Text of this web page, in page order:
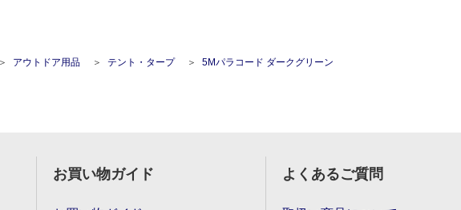
アウトドア用品 テント・タープ 5Mパラコード ダークグリーン
お買い物ガイド よくあるご質問